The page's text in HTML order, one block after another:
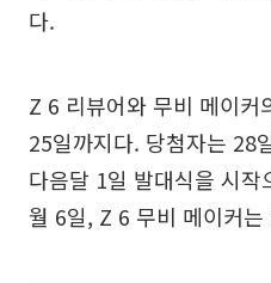
다.
Z 6 리뷰어와 무비 메이커
25일까지다. 당첨자는 28
다음달 1일 발대식을 시
월 6일, Z 6 무비 메이커